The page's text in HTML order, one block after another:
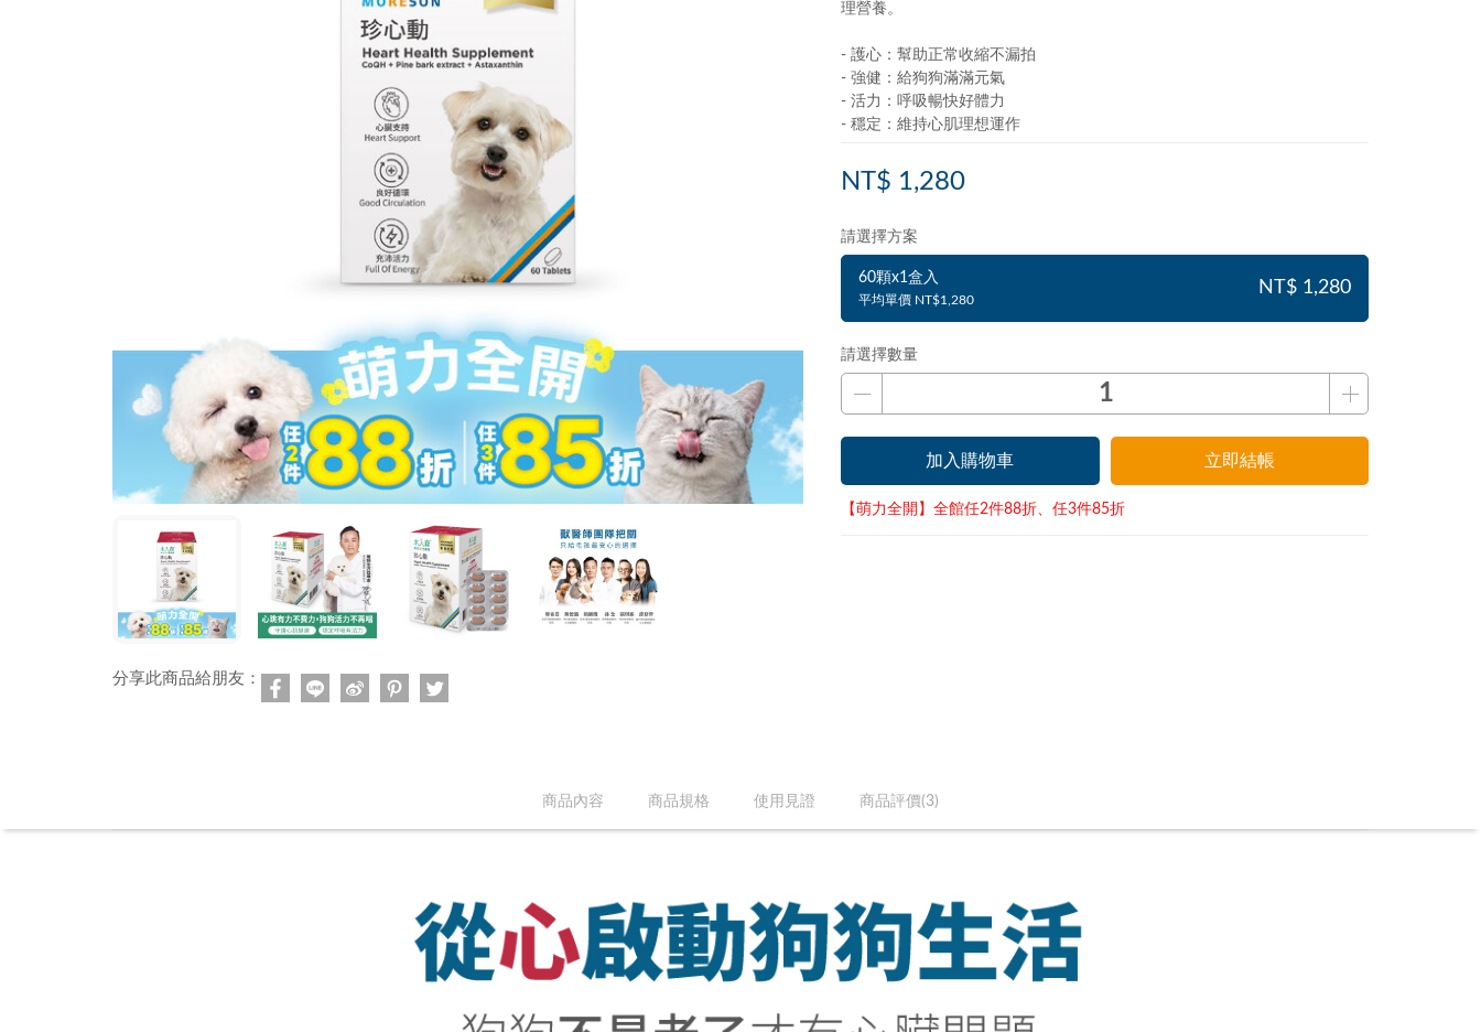
分享此商品給朋友：
理營養。
- 護心：幫助正常收縮不漏拍
- 強健：給狗狗滿滿元氣
- 活力：呼吸暢快好體力
- 穩定：維持心肌理想運作
NT$ 1,280
請選擇方案
60顆x1盒入
平均單價 NT$1,280
NT$ 1,280
請選擇數量
加入購物車 立即結帳
【萌力全開】全館任2件88折、任3件85折
商品內容 商品規格 使用見證 商品評價(3)